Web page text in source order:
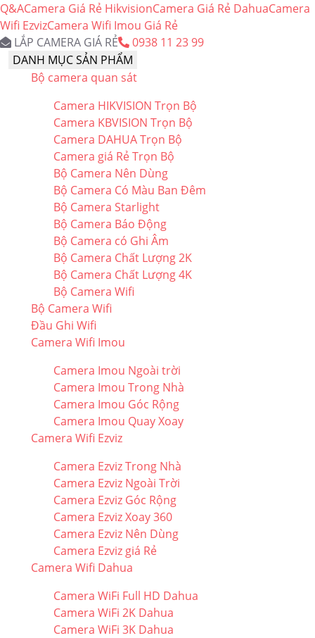
Q&ACamera Giá Rẻ HikvisionCamera Giá Rẻ DahuaCamera
Wifi EzvizCamera Wifi Imou Giá Rẻ
LẮP CAMERA GIÁ RẺ
0938 11 23 99
DANH MỤC SẢN PHẨM
Bộ camera quan sát
Camera HIKVISION Trọn Bộ
Camera KBVISION Trọn Bộ
Camera DAHUA Trọn Bộ
Camera giá Rẻ Trọn Bộ
Bộ Camera Nên Dùng
Bộ Camera Có Màu Ban Đêm
Bộ Camera Starlight
Bộ Camera Báo Động
Bộ Camera có Ghi Âm
Bộ Camera Chất Lượng 2K
Bộ Camera Chất Lượng 4K
Bộ Camera Wifi
Bộ Camera Wifi
Đầu Ghi Wifi
Camera Wifi Imou
Camera Imou Ngoài trời
Camera Imou Trong Nhà
Camera Imou Góc Rộng
Camera Imou Quay Xoay
Camera Wifi Ezviz
Camera Ezviz Trong Nhà
Camera Ezviz Ngoài Trời
Camera Ezviz Góc Rộng
Camera Ezviz Xoay 360
Camera Ezviz Nên Dùng
Camera Ezviz giá Rẻ
Camera Wifi Dahua
Camera WiFi Full HD Dahua
Camera WiFi 2K Dahua
Camera WiFi 3K Dahua